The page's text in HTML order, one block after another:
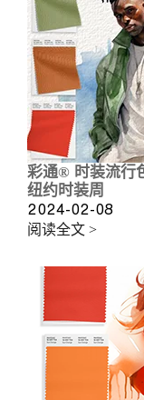
彩通® 时装流行
纽约时装周
2024-02-08
阅读全文 >